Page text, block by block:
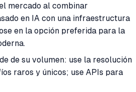
mercado al combinar
en IA con una infraestructura
en la opción preferida para la
de su volumen: use la resolución
raros y únicos; use APIs para